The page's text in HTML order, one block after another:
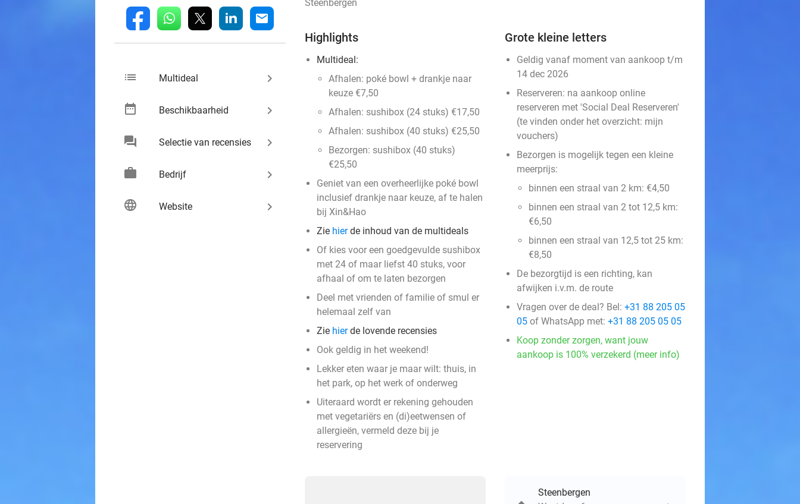
fb whatsapp linkedin mail
list Multideal keyboard_arrow_right
date_range Beschikbaarheid keyboard_arrow_right
chat Selectie van recensies keyboard_arrow_right
work Bedrijf keyboard_arrow_right
language Website keyboard_arrow_right
Steenbergen
Highlights
Multideal:
Afhalen: poké bowl + drankje naar
keuze €7,50
Afhalen: sushibox (24 stuks) €17,50
Afhalen: sushibox (40 stuks) €25,50
Bezorgen: sushibox (40 stuks)
€25,50
Geniet van een overheerlijke poké bowl
inclusief drankje naar keuze, af te halen
bij Xin&Hao
Zie hierde inhoud van de multideals
Of kies voor een goedgevulde sushibox
met 24 of maar liefst 40 stuks, voor
afhaal of om te laten bezorgen
Deel met vrienden of familie of smul er
helemaal zelf van
Zie hierde lovende recensies
Ook geldig in het weekend!
Lekker eten waar je maar wilt: thuis, in
het park, op het werk of onderweg
Uiteraard wordt er rekening gehouden
met vegetariërs en (di)eetwensen of
allergieën, vermeld deze bij je
reservering
Grote kleine letters
Geldig vanaf moment van aankoop t/m
14 dec 2026
Reserveren: na aankoop online
reserveren met 'Social Deal Reserveren'
(te vinden onder het overzicht: mijn
vouchers)
Bezorgen is mogelijk tegen een kleine
meerprijs:
binnen een straal van 2 km: €4,50
binnen een straal van 2 tot 12,5 km:
€6,50
binnen een straal van 12,5 tot 25 km:
€8,50
De bezorgtijd is een richting, kan
afwijken i.v.m. de route
Vragen over de deal? Bel: +31 88 205 05
05 of WhatsApp met: +31 88 205 05 05
Koop zonder zorgen, want jouw
aankoop is 100% verzekerd (meer info)
Steenbergen